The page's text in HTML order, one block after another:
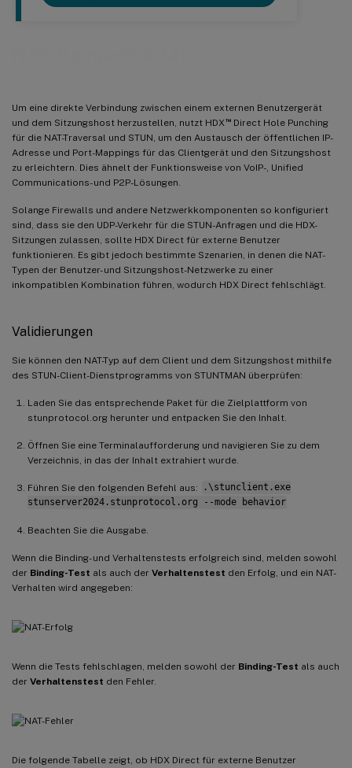
Um eine direkte Verbindung zwischen einem externen Benutzergerät
und dem Sitzungshost herzustellen, nutzt HDX ™Direct Hole Punching
für die NAT-Traversal und STUN, um den Austausch der öffentlichen IP-
Adresse und Port-Mappings für das Clientgerät und den Sitzungshost
zu erleichtern. Dies ähnelt der Funktionsweise von VoIP-, Unified
Communications- und P2P-Lösungen.
Solange Firewalls und andere Netzwerkkomponenten so konfiguriert
sind, dass sie den UDP-Verkehr für die STUN-Anfragen und die HDX-
Sitzungen zulassen, sollte HDX Direct für externe Benutzer
funktionieren. Es gibt jedoch bestimmte Szenarien, in denen die NAT-
Typen der Benutzer- und Sitzungshost-Netzwerke zu einer
inkompatiblen Kombination führen, wodurch HDX Direct fehlschlägt.
Validierungen
Sie können den NAT-Typ auf dem Client und dem Sitzungshost mithilfe
des STUN-Client-Dienstprogramms von STUNTMAN überprüfen:
Laden Sie das entsprechende Paket für die Zielplattform von
stunprotocol.org herunter und entpacken Sie den Inhalt.
Öffnen Sie eine Terminalaufforderung und navigieren Sie zu dem
Verzeichnis, in das der Inhalt extrahiert wurde.
Führen Sie den folgenden Befehl aus:
.\stunclient.exe
stunserver2024.stunprotocol.org --mode behavior
Beachten Sie die Ausgabe.
Wenn die Binding- und Verhaltenstests erfolgreich sind, melden sowohl
der Binding-Test als auch der Verhaltenstest den Erfolg, und ein NAT-
Verhalten wird angegeben:
Wenn die Tests fehlschlagen, melden sowohl der Binding-Test als auch
der Verhaltenstest den Fehler.
Die folgende Tabelle zeigt, ob HDX Direct für externe Benutzer